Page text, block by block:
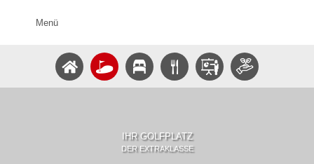
Menü
IHR GOLFPLATZ
DER EXTRAKLASSE